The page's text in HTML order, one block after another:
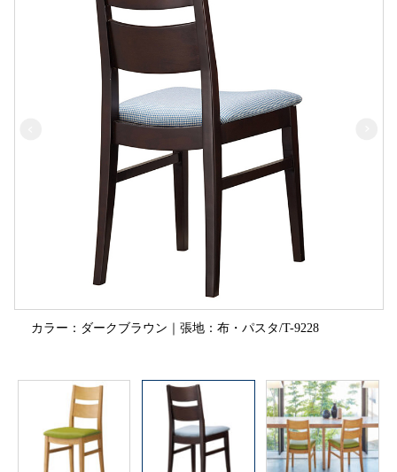
カラー：ダークブラウン｜張地：布・パスタ/T-9228